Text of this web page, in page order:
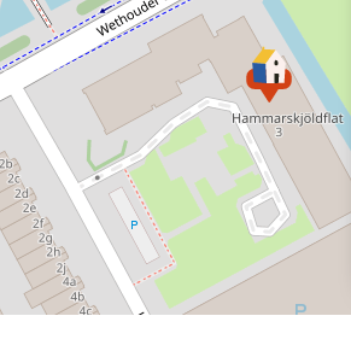
Volle eigendom, gemeente Rijswijk,
sectie I, nummer 1984 83,
perceeloppervlakte: 0 m2
Volle eigendom, gemeente Rijswijk,
sectie I, nummer 1984 177,
perceeloppervlakte: 0 m2
105m2